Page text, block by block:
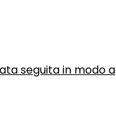
seguita in